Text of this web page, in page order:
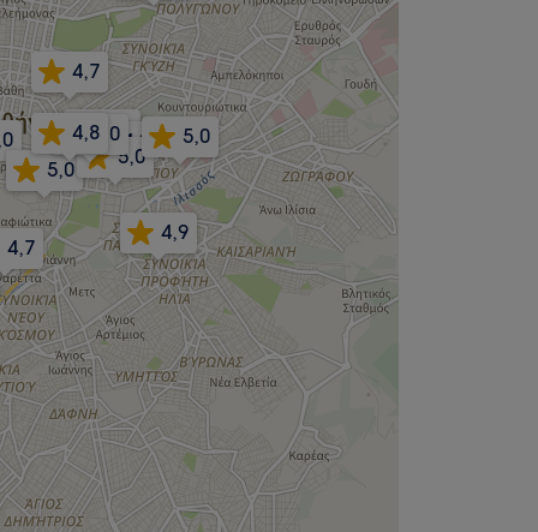
4,9
4,7
4,9
5,0
5,0
5,0
4,9
4,7
4,8 5,0